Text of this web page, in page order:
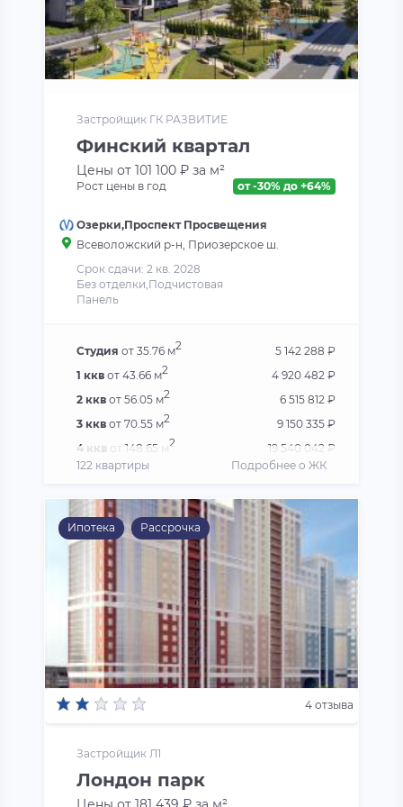
Застройщик ГК РАЗВИТИЕ
Финский квартал
Цены от 101 100 ₽ за м²
Рост цены в год от -30% до +64%
Озерки,Проспект Просвещения
Всеволожский р-н, Приозерское ш.
Срок сдачи: 2 кв. 2028
Без отделки,Подчистовая
Панель
Студия от 35.76 м2
5 142 288 ₽
1 ккв от 43.66 м2
4 920 482 ₽
2 ккв от 56.05 м2
6 515 812 ₽
3 ккв от 70.55 м2
9 150 335 ₽
4 ккв от 148.65 м2
19 540 042 ₽
122 квартиры
Подробнее о ЖК
Ипотека Рассрочка
4 отзыва
Застройщик Л1
Лондон парк